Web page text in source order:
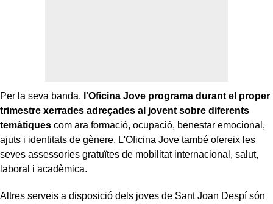
Per la seva banda, l'Oficina Jove programa durant el proper
trimestre xerrades adreçades al jovent sobre diferents
temàtiques com ara formació, ocupació, benestar emocional,
ajuts i identitats de gènere. L'Oficina Jove també ofereix les
seves assessories gratuïtes de mobilitat internacional, salut,
laboral i acadèmica.
Altres serveis a disposició dels joves de Sant Joan Despí són